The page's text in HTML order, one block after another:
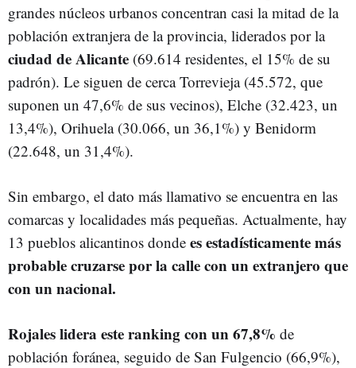
grandes núcleos urbanos concentran casi la mitad de la
población extranjera de la provincia, liderados por la
ciudad de Alicante (69.614 residentes, el 15% de su
padrón). Le siguen de cerca Torrevieja (45.572, que
suponen un 47,6% de sus vecinos), Elche (32.423, un
13,4%), Orihuela (30.066, un 36,1%) y Benidorm
(22.648, un 31,4%).
Sin embargo, el dato más llamativo se encuentra en las
comarcas y localidades más pequeñas. Actualmente, hay
13 pueblos alicantinos donde es estadísticamente más
probable cruzarse por la calle con un extranjero que
con un nacional.
Rojales lidera este ranking con un 67,8% de
población foránea, seguido de San Fulgencio (66,9%),